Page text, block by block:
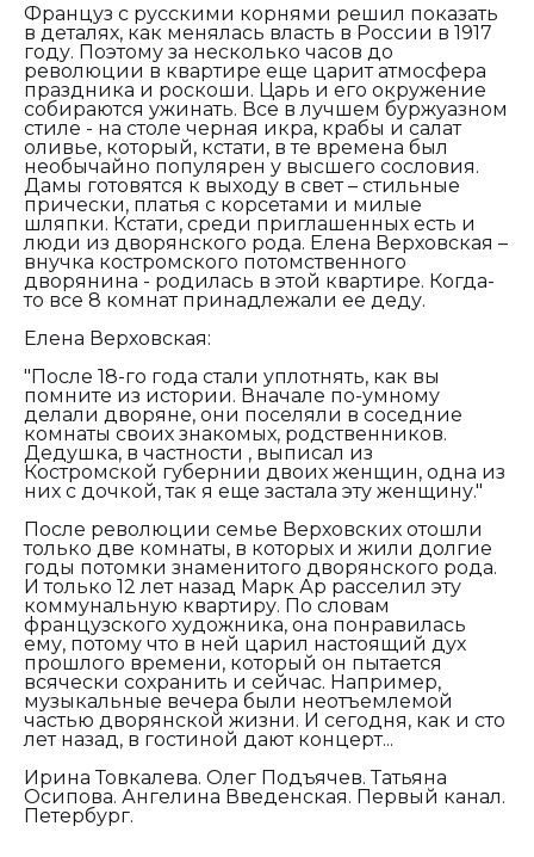
Француз с русскими корнями решил показать
в деталях, как менялась власть в России в 1917
году. Поэтому за несколько часов до
революции в квартире еще царит атмосфера
праздника и роскоши. Царь и его окружение
собираются ужинать. Все в лучшем буржуазном
стиле - на столе черная икра, крабы и салат
оливье, который, кстати, в те времена был
необычайно популярен у высшего сословия.
Дамы готовятся к выходу в свет – стильные
прически, платья с корсетами и милые
шляпки. Кстати, среди приглашенных есть и
люди из дворянского рода. Елена Верховская –
внучка костромского потомственного
дворянина - родилась в этой квартире. Когда-
то все 8 комнат принадлежали ее деду.
Елена Верховская:
"После 18-го года стали уплотнять, как вы
помните из истории. Вначале по-умному
делали дворяне, они поселяли в соседние
комнаты своих знакомых, родственников.
Дедушка, в частности , выписал из
Костромской губернии двоих женщин, одна из
них с дочкой, так я еще застала эту женщину."
После революции семье Верховских отошли
только две комнаты, в которых и жили долгие
годы потомки знаменитого дворянского рода.
И только 12 лет назад Марк Ар расселил эту
коммунальную квартиру. По словам
французского художника, она понравилась
ему, потому что в ней царил настоящий дух
прошлого времени, который он пытается
всячески сохранить и сейчас. Например,
музыкальные вечера были неотъемлемой
частью дворянской жизни. И сегодня, как и сто
лет назад, в гостиной дают концерт...
Ирина Товкалева. Олег Подъячев. Татьяна
Осипова. Ангелина Введенская. Первый канал.
Петербург.